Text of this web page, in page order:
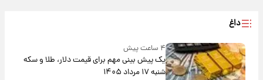
داغ
۴ ساعت پیش
یک پیش ‌بینی مهم برای قیمت دلار، طلا و سکه
شنبه ۱۷ مرداد ۱۴۰۵